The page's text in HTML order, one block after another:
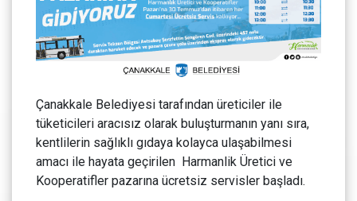
Çanakkale Belediyesi tarafından üreticiler ile
tüketicileri aracısız olarak buluşturmanın yanı sıra,
kentlilerin sağlıklı gıdaya kolayca ulaşabilmesi
amacı ile hayata geçirilen Harmanlik Üretici ve
Kooperatifler pazarına ücretsiz servisler başladı.